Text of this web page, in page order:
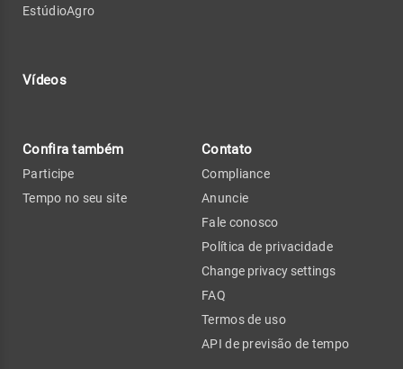
EstúdioAgro
Vídeos
Confira também
Participe
Tempo no seu site
Contato
Compliance
Anuncie
Fale conosco
Política de privacidade
Change privacy settings
FAQ
Termos de uso
API de previsão de tempo